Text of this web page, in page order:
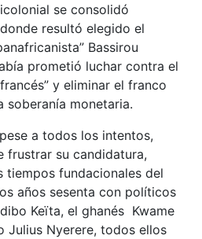
se consolidó
resultó elegido el
Bassirou
prometió luchar contra el
y eliminar el franco
soberanía monetaria.
a todos los intentos,
frustrar su candidatura,
tiempos fundacionales del
años sesenta con políticos
Keïta, el ghanés Kwame
Julius Nyerere, todos ellos